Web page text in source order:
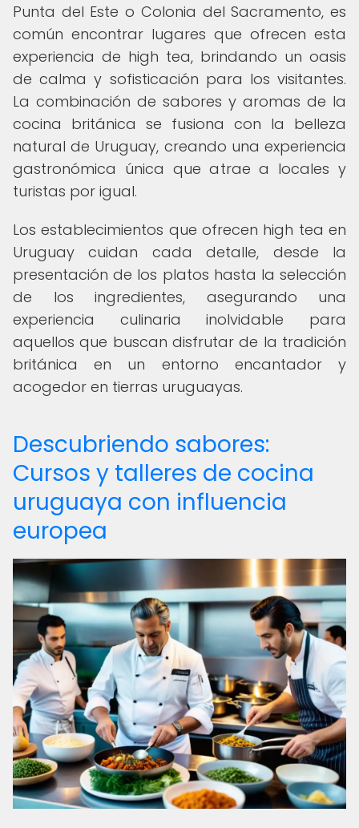
Punta del Este o Colonia del Sacramento, es
común encontrar lugares que ofrecen esta
experiencia de high tea, brindando un oasis
de calma y sofisticación para los visitantes.
La combinación de sabores y aromas de la
cocina británica se fusiona con la belleza
natural de Uruguay, creando una experiencia
gastronómica única que atrae a locales y
turistas por igual.
Los establecimientos que ofrecen high tea en
Uruguay cuidan cada detalle, desde la
presentación de los platos hasta la selección
de los ingredientes, asegurando una
experiencia culinaria inolvidable para
aquellos que buscan disfrutar de la tradición
británica en un entorno encantador y
acogedor en tierras uruguayas.
Descubriendo sabores:
Cursos y talleres de cocina
uruguaya con influencia
europea